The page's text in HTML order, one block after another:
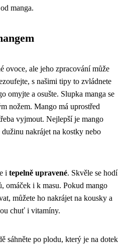
manga.
ovoce, ale jeho zpracování může
s našimi tipy to zvládnete
omyjte a osušte. Slupka manga se
nožem. Mango má uprostřed
vyjmout. Nejlepší je mango
nakrájet na kostky nebo
i tepelně upravené. Skvěle se hodí
omáček i k masu. Pokud mango
můžete ho nakrájet na kousky a
chuť i vitamíny.
sáhněte po plodu, který je na dotek